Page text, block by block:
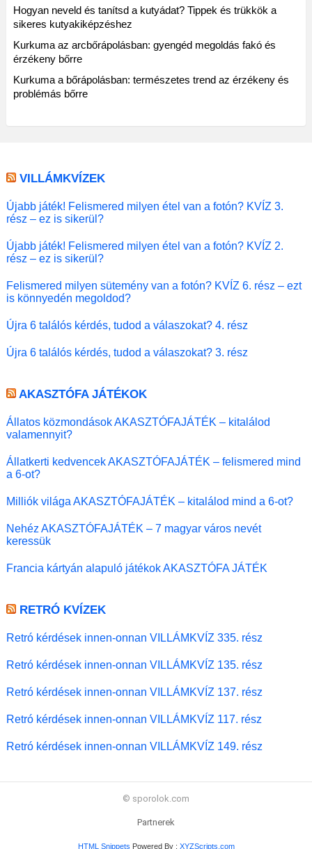
Hogyan neveld és tanítsd a kutyádat? Tippek és trükkök a
sikeres kutyakiképzéshez
Kurkuma az arcbőrápolásban: gyengéd megoldás fakó és
érzékeny bőrre
Kurkuma a bőrápolásban: természetes trend az érzékeny és
problémás bőrre
VILLÁMKVÍZEK
Újabb játék! Felismered milyen étel van a fotón? KVÍZ 3.
rész – ez is sikerül?
Újabb játék! Felismered milyen étel van a fotón? KVÍZ 2.
rész – ez is sikerül?
Felismered milyen sütemény van a fotón? KVÍZ 6. rész – ezt
is könnyedén megoldod?
Újra 6 találós kérdés, tudod a válaszokat? 4. rész
Újra 6 találós kérdés, tudod a válaszokat? 3. rész
AKASZTÓFA JÁTÉKOK
Állatos közmondások AKASZTÓFAJÁTÉK – kitalálod
valamennyit?
Állatkerti kedvencek AKASZTÓFAJÁTÉK – felismered mind
a 6-ot?
Milliók világa AKASZTÓFAJÁTÉK – kitalálod mind a 6-ot?
Nehéz AKASZTÓFAJÁTÉK – 7 magyar város nevét
keressük
Francia kártyán alapuló játékok AKASZTÓFA JÁTÉK
RETRÓ KVÍZEK
Retró kérdések innen-onnan VILLÁMKVÍZ 335. rész
Retró kérdések innen-onnan VILLÁMKVÍZ 135. rész
Retró kérdések innen-onnan VILLÁMKVÍZ 137. rész
Retró kérdések innen-onnan VILLÁMKVÍZ 117. rész
Retró kérdések innen-onnan VILLÁMKVÍZ 149. rész
© sporolok.com
Partnerek
HTML Snippets Powered By : XYZScripts.com